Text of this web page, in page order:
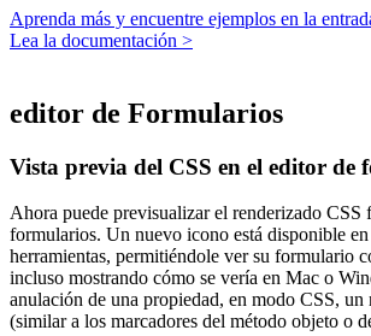
Aprenda más y encuentre ejemplos en la
Lea la documentación >
editor de Formularios
Vista previa del CSS en el editor de
Ahora puede previsualizar el renderizado CSS
formularios. Un nuevo icono está disponible
herramientas, permitiéndole ver su formulario
incluso mostrando cómo se vería en Mac o
anulación de una propiedad, en modo CSS, un
(similar a los marcadores del método objeto o